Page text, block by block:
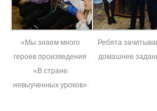
«Мы знаем много
героев произведения
«В стране
невыученных уроков»
Ребята
домашнее